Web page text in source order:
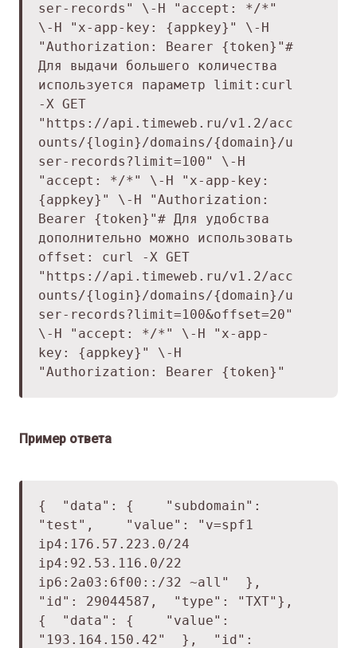
ser-records" \ -H "accept: */*"
\ -H "x-app-key: {appkey}" \ -H
"Authorization: Bearer {token}"#
Для выдачи большего количества
используется параметр limit: curl
-X GET
"https://api.timeweb.ru/v1.2/acc
ounts/{login}/domains/{domain}/u
ser-records?limit=100" \ -H
"accept: */*" \ -H "x-app-key:
{appkey}" \ -H "Authorization:
Bearer {token}"# Для удобства
дополнительно можно использовать
offset:
curl -X GET
"https://api.timeweb.ru/v1.2/acc
ounts/{login}/domains/{domain}/u
ser-records?limit=100&offset=20"
\ -H "accept: */*" \ -H "x-app-
key: {appkey}" \ -H
"Authorization: Bearer {token}"
Пример ответа
{ "data": {
"subdomain":
"test",
"value": "v=spf1
ip4:176.57.223.0/24
ip4:92.53.116.0/22
ip6:2a03:6f00::/32 ~all"
},
"id": 29044587,
"type": "TXT" },
{
"data": {
"value":
"193.164.150.42"
}, "id":